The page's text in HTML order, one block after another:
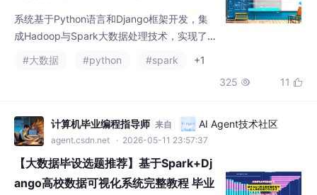
选题推荐 毕设选题 数据分析 机器学习
数据挖掘
系统基于Python语言和Django框架开发，集
成Hadoop与Spark大数据处理技术，实现了全
国高校数据的深度分析与可视化。系统从宏观
格局、省份对比、主管单位及特定专业四个维
量排名、类型构成及特色院校分布，为教育决
策提供数据支撑，具有较强的实用性与分析价
值。
#大数据 #python #spark
+1
325  11 
计算机毕业编程指导师 来自 AI Agent技术社区
agent.csdn.net · 2026-05-11 23:57:37
【大数据毕设选题推荐】基于Spark+Dj
ango高校数据可视化系统完整教程 毕业